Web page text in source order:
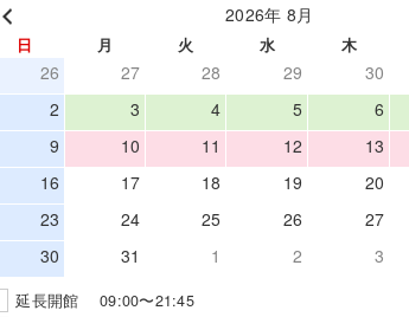
2026年 8月
日 月 火 水 木
26 27 28 29 30
2
3 4 5 6
9
10 11 12 13
16
17 18 19 20
23
24 25 26 27
30
31 1 2 3
延長開館 09:00〜21:45